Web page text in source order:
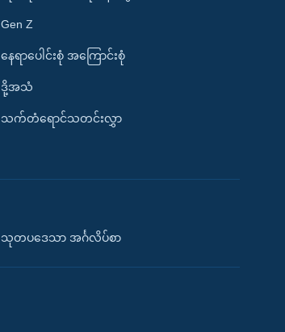
Gen Z
နေရာပေါင်းစုံ အကြောင်းစုံ
ဒို့အသံ
သက်တံရောင်သတင်းလွှာ
သုတပဒေသာ အင်္ဂလိပ်စာ